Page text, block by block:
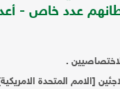
عدد خاص -
.
[الامم المتحدة الامريكية]